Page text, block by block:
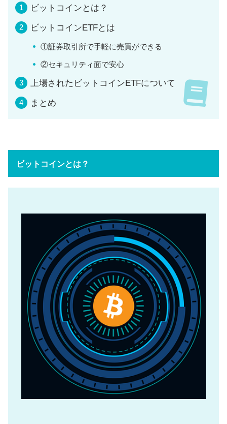
ビットコインとは？
ビットコインETFとは
①証券取引所で手軽に売買ができる
②セキュリティ面で安心
上場されたビットコインETFについて
まとめ
ビットコインとは？